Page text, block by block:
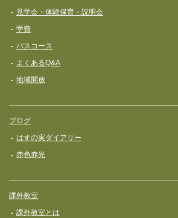
見学会・体験保育・説明会
学費
バスコース
よくあるQ&A
地域開放
ブログ
はすの実ダイアリー
赤色赤光
課外教室
課外教室とは